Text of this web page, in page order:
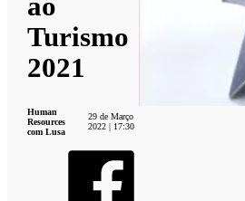
Turismo
2021
Human
Resources
com Lusa
29 de Março
2022 | 17:30